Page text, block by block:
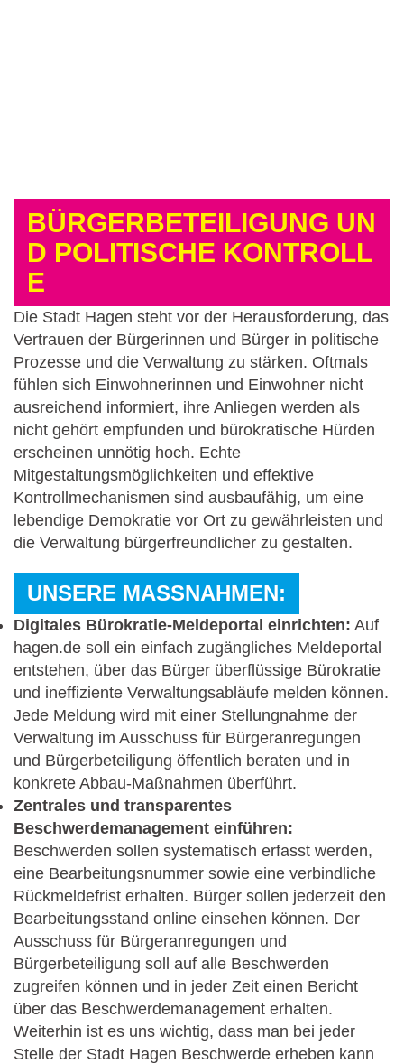
BÜRGERBETEILIGUNG UN
D POLITISCHE KONTROLL
E
Die Stadt Hagen steht vor der Herausforderung, das
Vertrauen der Bürgerinnen und Bürger in politische
Prozesse und die Verwaltung zu stärken. Oftmals
fühlen sich Einwohnerinnen und Einwohner nicht
ausreichend informiert, ihre Anliegen werden als
nicht gehört empfunden und bürokratische Hürden
erscheinen unnötig hoch. Echte
Mitgestaltungsmöglichkeiten und effektive
Kontrollmechanismen sind ausbaufähig, um eine
lebendige Demokratie vor Ort zu gewährleisten und
die Verwaltung bürgerfreundlicher zu gestalten.
UNSERE MASSNAHMEN:
Digitales Bürokratie-Meldeportal einrichten: Auf
hagen.de soll ein einfach zugängliches Meldeportal
entstehen, über das Bürger überflüssige Bürokratie
und ineffiziente Verwaltungsabläufe melden können.
Jede Meldung wird mit einer Stellungnahme der
Verwaltung im Ausschuss für Bürgeranregungen
und Bürgerbeteiligung öffentlich beraten und in
konkrete Abbau-Maßnahmen überführt.
Zentrales und transparentes
Beschwerdemanagement einführen:
Beschwerden sollen systematisch erfasst werden,
eine Bearbeitungsnummer sowie eine verbindliche
Rückmeldefrist erhalten. Bürger sollen jederzeit den
Bearbeitungsstand online einsehen können. Der
Ausschuss für Bürgeranregungen und
Bürgerbeteiligung soll auf alle Beschwerden
zugreifen können und in jeder Zeit einen Bericht
über das Beschwerdemanagement erhalten.
Weiterhin ist es uns wichtig, dass man bei jeder
Stelle der Stadt Hagen Beschwerde erheben kann